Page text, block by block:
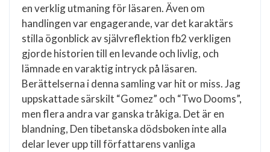
en verklig utmaning för läsaren. Även om
handlingen var engagerande, var det karaktärs
stilla ögonblick av självreflektion fb2 verkligen
gjorde historien till en levande och livlig, och
lämnade en varaktig intryck på läsaren.
Berättelserna i denna samling var hit or miss. Jag
uppskattade särskilt “Gomez” och “Two Dooms”,
men flera andra var ganska tråkiga. Det är en
blandning, Den tibetanska dödsboken inte alla
delar lever upp till författarens vanliga